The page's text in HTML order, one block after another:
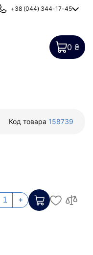
+38 (044) 344-17-45
0 ₴
Код товара 158739
+